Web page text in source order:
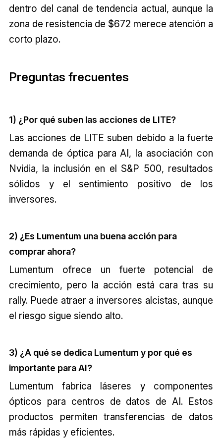
dentro del canal de tendencia actual, aunque la
zona de resistencia de $672 merece atención a
corto plazo.
Preguntas frecuentes
1) ¿Por qué suben las acciones de LITE?
Las acciones de LITE suben debido a la fuerte
demanda de óptica para AI, la asociación con
Nvidia, la inclusión en el S&P 500, resultados
sólidos y el sentimiento positivo de los
inversores.
2) ¿Es Lumentum una buena acción para
comprar ahora?
Lumentum ofrece un fuerte potencial de
crecimiento, pero la acción está cara tras su
rally. Puede atraer a inversores alcistas, aunque
el riesgo sigue siendo alto.
3) ¿A qué se dedica Lumentum y por qué es
importante para AI?
Lumentum fabrica láseres y componentes
ópticos para centros de datos de AI. Estos
productos permiten transferencias de datos
más rápidas y eficientes.